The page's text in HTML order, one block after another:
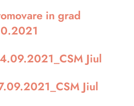
in grad
Jiul
Jiul